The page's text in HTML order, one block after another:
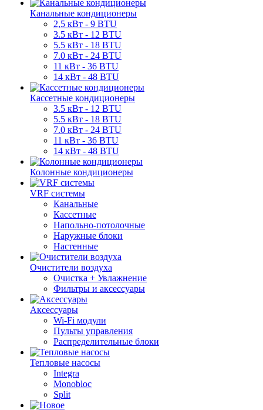
Канальные кондиционеры
2,5 кВт - 9 BTU
3.5 кВт - 12 BTU
5.5 кВт - 18 BTU
7.0 кВт - 24 BTU
11 кВт - 36 BTU
14 кВт - 48 BTU
Кассетные кондиционеры
3.5 кВт - 12 BTU
5.5 кВт - 18 BTU
7.0 кВт - 24 BTU
11 кВт - 36 BTU
14 кВт - 48 BTU
Колонные кондиционеры
VRF системы
Канальные
Кассетные
Напольно-потолочные
Наружные блоки
Настенные
Очистители воздуха
Очистка + Увлажнение
Фильтры и аксессуары
Аксессуары
Wi-Fi модули
Пульты управления
Распределительные блоки
Тепловые насосы
Integra
Monobloc
Split